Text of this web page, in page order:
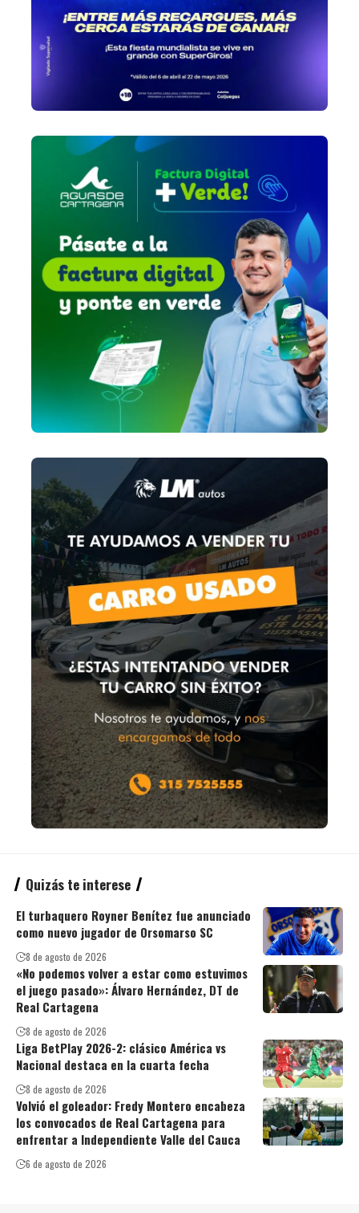
Quizás te interese
El turbaquero Royner Benítez fue anunciado
como nuevo jugador de Orsomarso SC
8 de agosto de 2026
«No podemos volver a estar como estuvimos
el juego pasado»: Álvaro Hernández, DT de
Real Cartagena
8 de agosto de 2026
Liga BetPlay 2026-2: clásico América vs
Nacional destaca en la cuarta fecha
8 de agosto de 2026
Volvió el goleador: Fredy Montero encabeza
los convocados de Real Cartagena para
enfrentar a Independiente Valle del Cauca
6 de agosto de 2026